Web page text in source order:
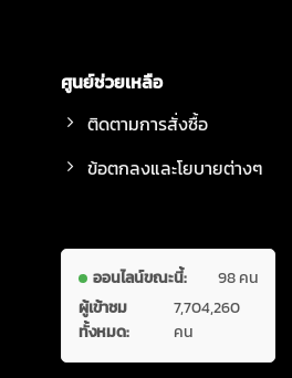
ศูนย์ช่วยเหลือ
ติดตามการสั่งซื้อ
ข้อตกลงและโยบายต่างๆ
ออนไลน์ขณะนี้:
98 คน
ผู้เข้าชม
ทั้งหมด:
7,704,260
คน